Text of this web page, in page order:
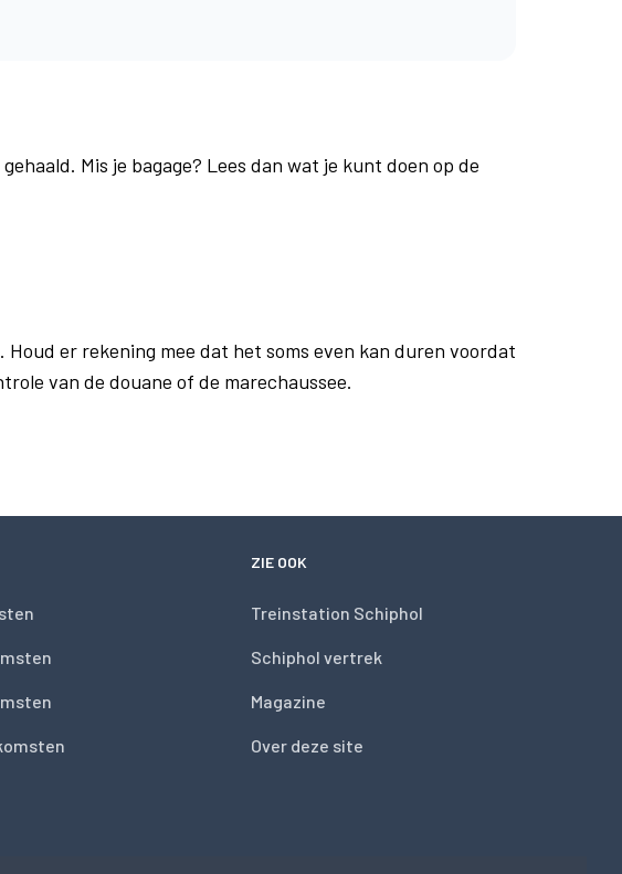
Mis je bagage? Lees dan wat je kunt doen op de
er rekening mee dat het soms even kan duren voordat
van de douane of de marechaussee.
ZIE OOK
Treinstation Schiphol
Schiphol vertrek
Magazine
Over deze site